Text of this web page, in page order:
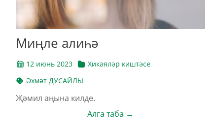
Миңле алиһә
12 июнь 2023
Хикәяләр киштәсе
Әхмәт ДУСАЙЛЫ
Җәмил аңына килде.
Алга таба →